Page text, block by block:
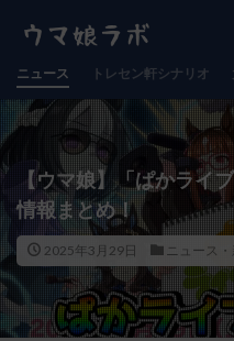
ニュース トレセン軒シナリオ
【ウマ娘】「ぱかライ
情報まとめ！
2025年3月29日 ニュース・